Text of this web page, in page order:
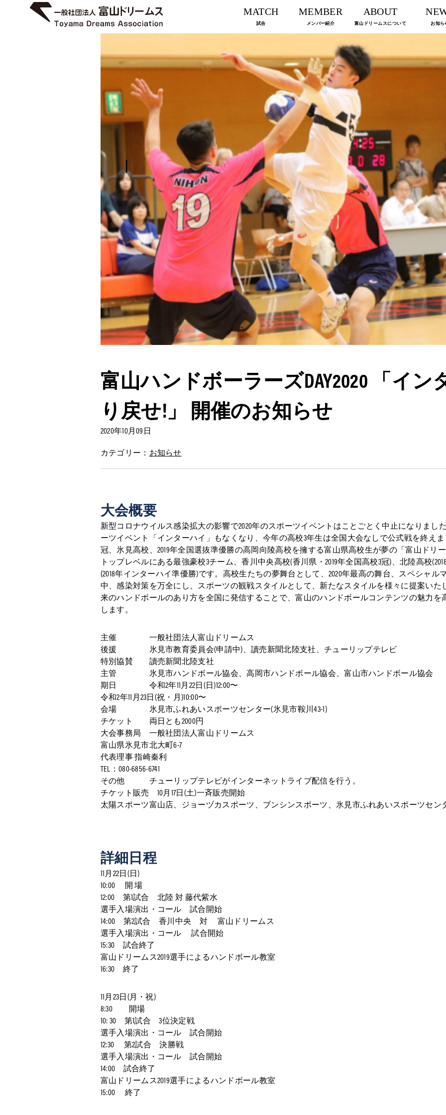
MATCH
試合
MEMBER
メンバー紹介
ABOUT
富山ドリームスについて お知ら
富山ハンドボーラーズDAY2020 「イ
り戻せ!」 開催のお知らせ
2020年10月09日
カテゴリー： お知らせ
大会概要
新型コロナウイルス感染拡大の影響で2020年のスポーツイベントはことごとく中止になりまし
ーツイベント「インターハイ」もなくなり、今年の高校3年生は全国大会なしで公式戦を終えま
冠、氷見高校、2019年全国選抜準優勝の高岡向陵高校を擁する富山県高校生が夢の「富山ドリ
トップレベルにある最強豪校3チーム、香川中央高校(香川県・2019年全国高校3冠)、北陸高校
(2018年インターハイ準優勝)です。高校生たちの夢舞台として、2020年最高の舞台、スペシャ
中、感染対策を万全にし、スポーツの観戦スタイルとして、新たなスタイルを様々に提案い
来のハンドボールのあり方を全国に発信することで、富山のハンドボールコンテンツの魅力
します。
主催 一般社団法人富山ドリームス
後援 氷見市教育委員会(申請中)、讀売新聞北陸支社、チューリップテレビ
特別協賛 讀売新聞北陸支社
主管 氷見市ハンドボール協会、高岡市ハンドボール協会、富山市ハンドボール協会
期日 令和2年11月22日(日)12:00〜
令和2年11月23日(祝・月)10:00〜
会場 氷見市ふれあいスポーツセンター(氷見市鞍川43-1)
チケット 両日とも2000円
大会事務局 一般社団法人富山ドリームス
富山県氷見市北大町6-7
代表理事 指崎秦利
TEL： 080-6856-6741
その他 チューリップテレビがインターネットライブ配信を行う。
チケット販売 10月17日(土)一斉販売開始
太陽スポーツ富山店、ジョーヅカスポーツ、ブンシンスポーツ、氷見市ふれあいスポーツセン
詳細日程
11月22日(日)
10:00 開 場
12:00 第1試合 北陸 対 藤代紫水
選手入場演出・コール 試合開始
14:00 第2試合 香川中央 対 富山ドリームス
選手入場演出・コール 試合開始
15:30 試合終了
富山ドリームス2019選手によるハンドボール教室
16:30 終了
11月23日(月・祝)
8:30 開場
10: 30 第1試合 3位決定戦
選手入場演出・コール 試合開始
12:30 第2試合 決勝戦
選手入場演出・コール 試合開始
14:00 試合終了
富山ドリームス2019選手によるハンドボール教室
15:00 終了